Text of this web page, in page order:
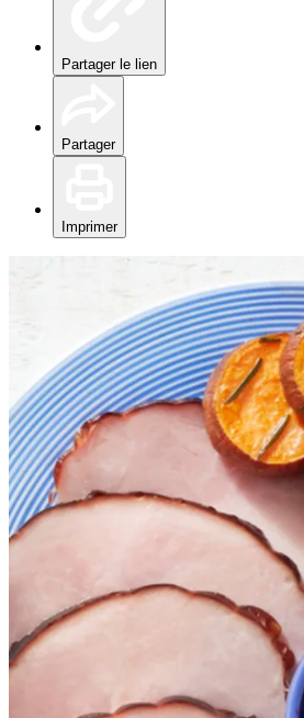
Partager le lien
Partager
Imprimer